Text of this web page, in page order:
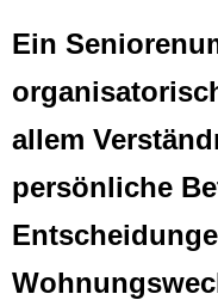
Ein
allem
persönliche